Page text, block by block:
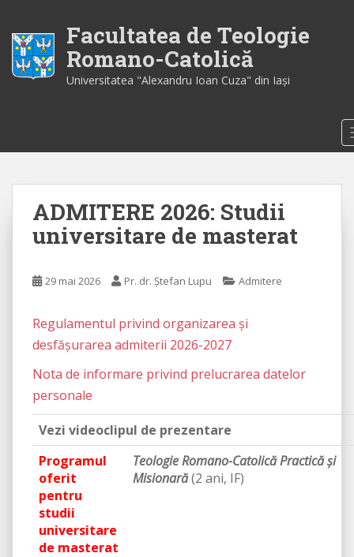
i
Facultatea de Teologie
Romano-Catolică
Universitatea "Alexandru Ioan Cuza" din Iaşi
ADMITERE 2026: Studii
universitare de masterat
29 mai 2026 Pr. dr. Ștefan Lupu Admitere
Regulamentul privind organizarea și
desfășurarea admiterii 2026-2027
Nota de informare privind prelucrarea datelor
personale
Vezi videoclipul de prezentare
Programul
oferit
pentru
studii
universitare
de masterat
Teologie Romano-Catolică Practică și
Misionară(2 ani, IF)